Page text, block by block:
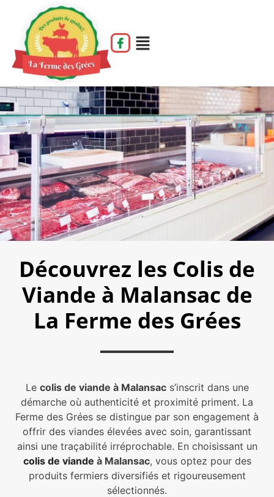
Découvrez les Colis de
Viande à Malansac de
La Ferme des Grées
Le colis de viande à Malansacs’inscrit dans une
démarche où authenticité et proximité priment. La
Ferme des Grées se distingue par son engagement à
offrir des viandes élevées avec soin, garantissant
ainsi une traçabilité irréprochable. En choisissant un
colis de viande à Malansac, vous optez pour des
produits fermiers diversifiés et rigoureusement
sélectionnés.